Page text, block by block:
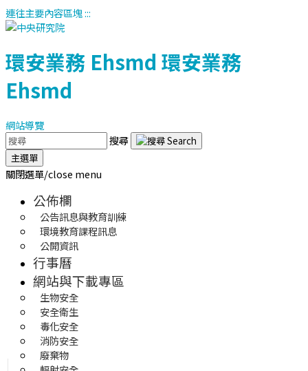
連往主要內容區塊:::
環安業務 Ehsmd 環安業務
Ehsmd
網站導覽
搜尋
主選單
關閉選單/close menu
公佈欄
公告訊息與教育訓練
環境教育課程訊息
公開資訊
行事曆
網站與下載專區
生物安全
安全衛生
毒化安全
消防安全
廢棄物